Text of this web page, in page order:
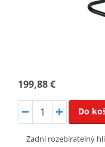
199,88 €
Do
Zadní rozebíratelný